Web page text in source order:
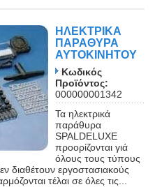
ΗΛΕΚΤΡΙΚΑ
ΠΑΡΑΘΥΡΑ
ΑΥΤΟΚΙΝΗΤΟΥ
Κωδικός
Προϊόντος:
000000001342
Τα ηλεκτρικά
παράθυρα
SPALDELUXE
προορίζονται γιά
όλους τους τύπους
διαθέτουν εργοστασιακούς
τέλαι σε όλες τις...